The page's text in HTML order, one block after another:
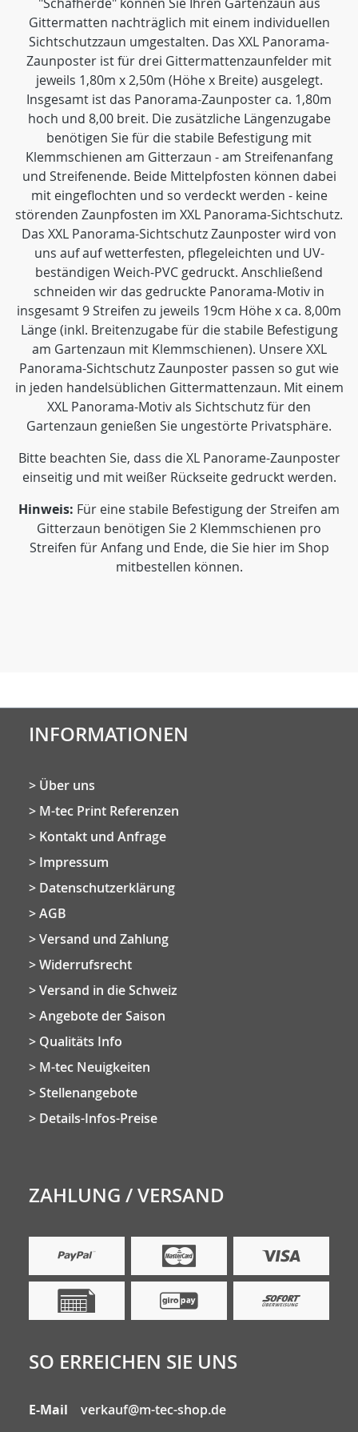
Gittermatten nachträglich mit einem individuellen
Sichtschutzzaun umgestalten. Das XXL Panorama-
Zaunposter ist für drei Gittermattenzaunfelder mit
jeweils 1,80m x 2,50m (Höhe x Breite) ausgelegt.
Insgesamt ist das Panorama-Zaunposter ca. 1,80m
hoch und 8,00 breit. Die zusätzliche Längenzugabe
benötigen Sie für die stabile Befestigung mit
Klemmschienen am Gitterzaun - am Streifenanfang
und Streifenende. Beide Mittelpfosten können dabei
mit eingeflochten und so verdeckt werden - keine
störenden Zaunpfosten im XXL Panorama-Sichtschutz.
Das XXL Panorama-Sichtschutz Zaunposter wird von
uns auf auf wetterfesten, pflegeleichten und UV-
beständigen Weich-PVC gedruckt. Anschließend
schneiden wir das gedruckte Panorama-Motiv in
insgesamt 9 Streifen zu jeweils 19cm Höhe x ca. 8,00m
Länge (inkl. Breitenzugabe für die stabile Befestigung
am Gartenzaun mit Klemmschienen). Unsere XXL
Panorama-Sichtschutz Zaunposter passen so gut wie
in jeden handelsüblichen Gittermattenzaun. Mit einem
XXL Panorama-Motiv als Sichtschutz für den
Gartenzaun genießen Sie ungestörte Privatsphäre.
Bitte beachten Sie, dass die XL Panorame-Zaunposter
einseitig und mit weißer Rückseite gedruckt werden.
Hinweis: Für eine stabile Befestigung der Streifen am
Gitterzaun benötigen Sie 2 Klemmschienen pro
Streifen für Anfang und Ende, die Sie hier im Shop
mitbestellen können.
INFORMATIONEN
Über uns
M-tec Print Referenzen
Kontakt und Anfrage
Impressum
Datenschutzerklärung
AGB
Versand und Zahlung
Widerrufsrecht
Versand in die Schweiz
Angebote der Saison
Qualitäts Info
M-tec Neuigkeiten
Stellenangebote
Details-Infos-Preise
ZAHLUNG / VERSAND
SO ERREICHEN SIE UNS
E-Mail verkauf@m-tec-shop.de